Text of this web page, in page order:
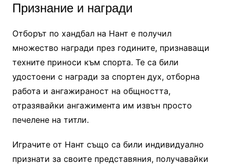
Признание и награди
Отборът по хандбал на Нант е получил
множество награди през годините, признаващи
техните приноси към спорта. Те са били
удостоени с награди за спортен дух, отборна
работа и ангажираност на общността,
отразявайки ангажимента им извън просто
печелене на титли.
Играчите от Нант също са били индивидуално
признати за своите представяния, получавайки